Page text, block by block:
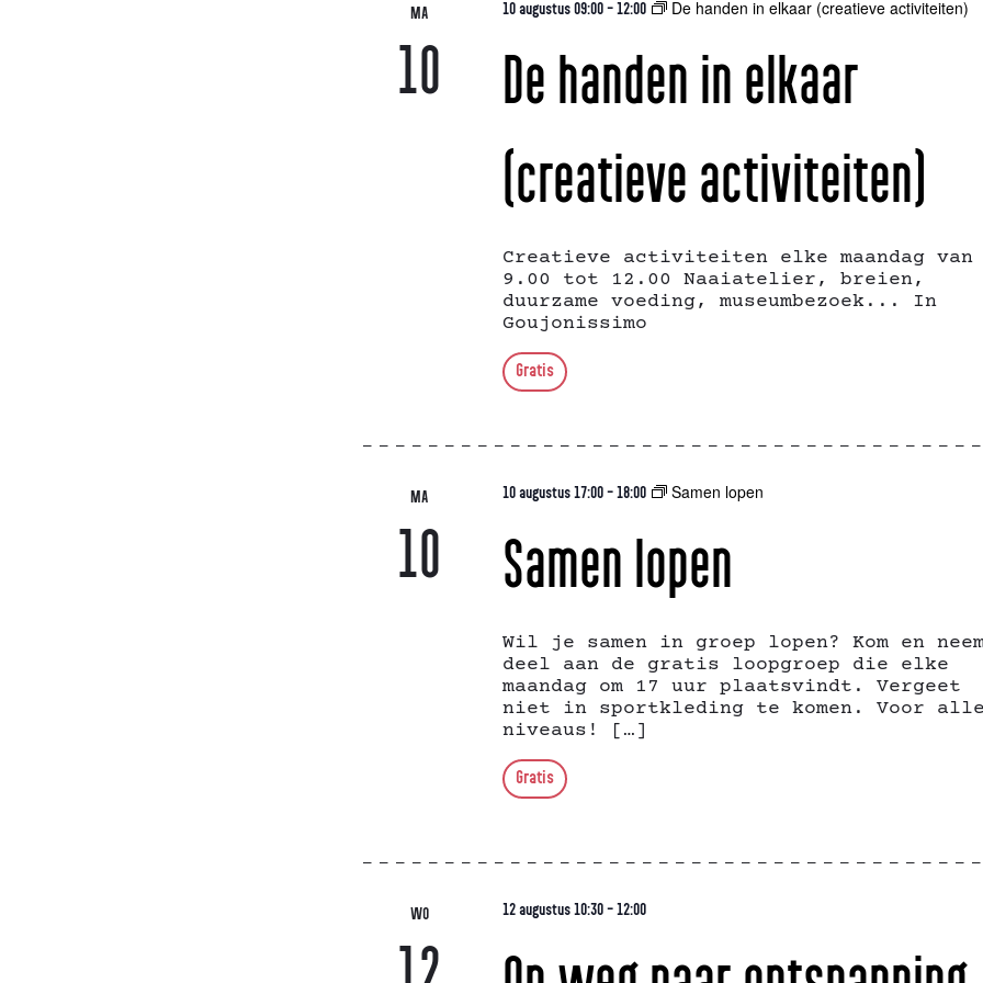
MA
10
De handen in elkaar
(creatieve activiteiten)
10 augustus 09:00-12:00 De handen in elkaar (creatieve activiteiten)
Creatieve activiteiten elke maandag van
9.00 tot 12.00 Naaiatelier, breien,
duurzame voeding, museumbezoek... In
Goujonissimo
Gratis
MA
10 Samen lopen
10 augustus 17:00-18:00 Samen lopen
Wil je samen in groep lopen? Kom en
deel aan de gratis loopgroep die elke
maandag om 17 uur plaatsvindt. Vergeet
niet in sportkleding te komen. Voor
niveaus! […]
Gratis
WO 12 augustus 10:30-12:00